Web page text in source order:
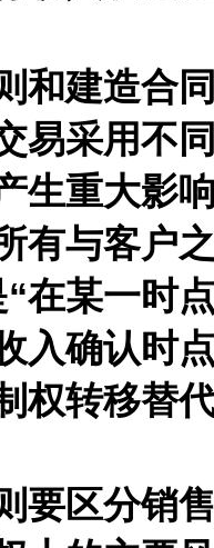
建造合同
易采用不
生重大影
有与客户
在某一时
入确认时
转移替代
区分销售